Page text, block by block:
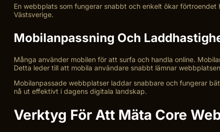
En webbplats som fungerar snabbt och enkelt ökar
Västsverige.
Mobilanpassning Och
Många använder mobilen för att surfa och handla online.
Detta leder till att mobila användare snabbt lämnar
Mobilanpassade webbplatser laddar snabbare och fungerar
nå ut effektivt i dagens digitala landskap.
Verktyg För Att Mäta Core